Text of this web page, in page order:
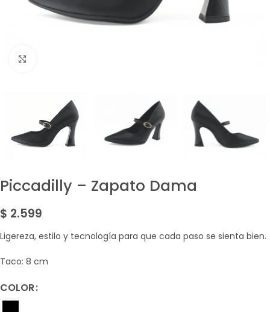
Piccadilly – Zapato Dama
$ 2.599
Ligereza, estilo y tecnología para que cada paso se sienta bien.
Taco: 8 cm
COLOR